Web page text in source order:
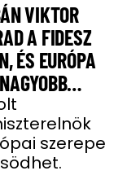
VIKTOR
A FIDESZ
ÉS EURÓPA
TOVÁBB
szerepe